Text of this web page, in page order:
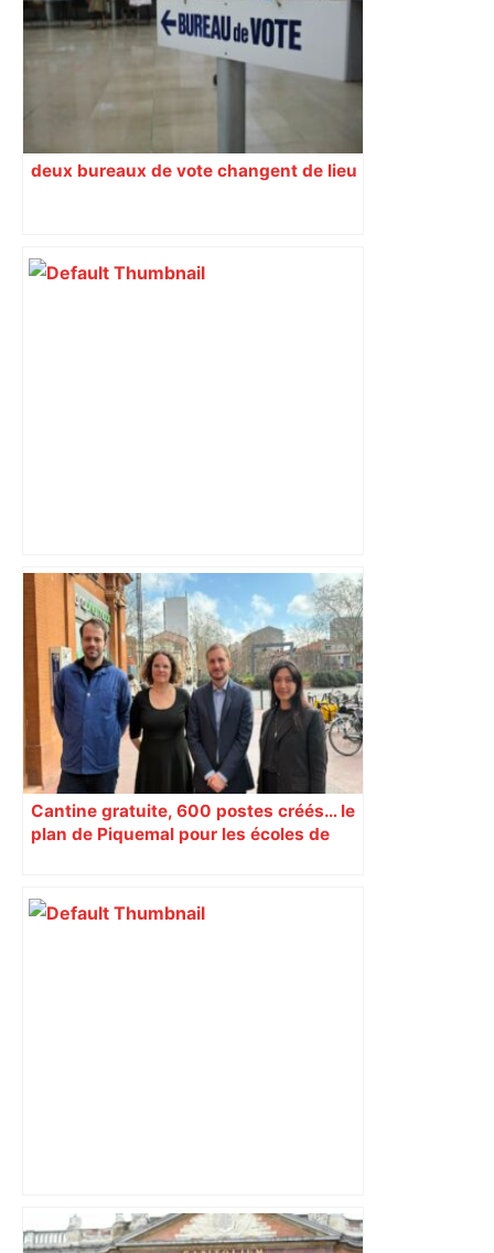
deux bureaux de vote changent de lieu
Alliance PS/LFI à Toulouse : Marc
Sztulman claque la porte – RMC
Cantine gratuite, 600 postes créés… le
plan de Piquemal pour les écoles de
Après la fusion avec la liste PS